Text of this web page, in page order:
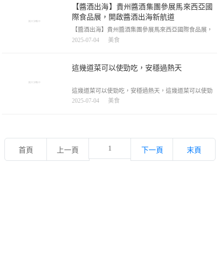
杯銷量激增，重回熱銷C位。記者調查發現，部份新茶
飲品牌也看準商機，悄然推出冰杯產品。7月3日，在東
營一家蜜雪冰城
【醬酒出海】貴州醬酒集團參展馬來西亞國
際食品展，開啟醬酒出海新航道
【醬酒出海】貴州醬酒集團參展馬來西亞國際食品展，
開啟醬酒出海新航道，【醬酒出海】貴州醬酒集團參展
國際食品飲料展。作為貴州醬酒產業的代表性企業，集
團以品質為船、文化為帆，正加速駛向更廣闊的國際藍
2025-07-04 美食
這幾道菜可以使勁吃，安穩過熱天
這幾道菜可以使勁吃，安穩過熱天，這幾道菜可以使勁
吃，安穩過熱天，欖菜四季豆炒肉末【食材】四季豆
2025-07-04 美食
首頁 上一頁 1 下一頁 末頁